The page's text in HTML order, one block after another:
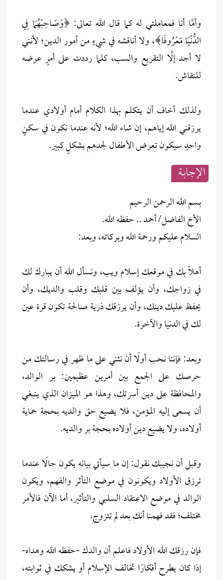
وأمَّا أنا فمعاملتي له كما قال الله تعالى: ﴿وَصَاحِبْهُمَا فِي
الدُّنْيَا مَعْرُوفًا﴾، ولا أناقشه في شيءٍ من أمور الدين؛ لأنني
لا أجد إلَّا التقريع والسب، كلما رددت على أمرٍ عرضه
للنقاش.
ولذلك أخاف أن يتكلم بهذا الكلام أمام أولادي عندما
يرزقني الله إياهم، إن شاء الله؛ لأنه عندما نكون في سكنٍ
واحدٍ سيكون تعرض الأطفال لجدهم بشكلٍ كبير.
الإجابــة
بسم الله الرحمن الرحيم
الأخ الفاضل/ أحمد .. حفظه الله.
السلام عليكم ورحمة الله وبركاته، وبعد:
أهلًا بك في موقعك إسلام ويب، ونسأل الله أن يبارك لك
في زواجك، وأن يؤلف بين قلبك وقلب والديك، وأن
يحفظ عليك دينك، وأن يرزقك ذرية صالحة تكون قرة عين
لك في الدنيا والآخرة.
وبعد: فإننا نحب أولًا أن نثني على ما ظهر في رسالتك من
حرصك على الجمع بين أمرين عظيمين: بر الوالد،
والمحافظة على دين أسرتك، وهذا هو الميزان الذي ينبغي
أن يسعى إليه المؤمن، فلا يضيع حق والديه بحجة حماية
أولاده، ولا يضيع دين أولاده بحجة بر والديه.
وقبل أن نجيبك نقول: إن ما سيأتي بيانه يكون حالًا عندما
ترزق الأولاد ويكونون في موضع التأثر والفهم، ويكون
الوالد في موضع الاعتقاد السلبي والتأثير، أما الآن فالأمر
مختلف؛ فقد فهمنا أنك بعد لم تتزوج.
فإن رزقك الله الأولاد فاعلم أن والدك -حفظه الله وهداه-
إذا كان يطرح أفكارًا تخالف الإسلام أو يشكك في ثوابته،